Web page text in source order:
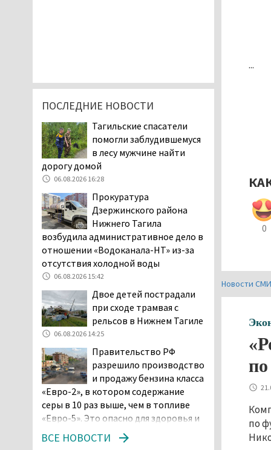
...
0
Новости
по
ПОСЛЕДНИЕ НОВОСТИ
Тагильские спасатели
помогли заблудившемуся
в лесу мужчине найти
дорогу домой
06.08.2026 16:28
Прокуратура
Дзержинского района
Нижнего Тагила
возбудила административное дело в
отношении «Водоканала-НТ» из-за
отсутствия холодной воды
06.08.2026 15:42
Двое детей пострадали
при сходе трамвая с
рельсов в Нижнем Тагиле
06.08.2026 14:25
Правительство РФ
разрешило производство
и продажу бензина класса
«Евро-2», в котором содержание
серы в 10 раз выше, чем в топливе
«Евро-5». Это опасно для здоровья и
повышает износ автомобиля
06.08.2026 13:53
ВСЕ НОВОСТИ